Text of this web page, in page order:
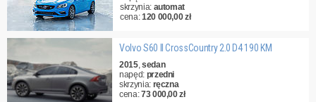
skrzynia: automat
cena:120 000,00 zł
Volvo S60 II CrossCountry 2.0 D4 190 KM
2015,sedan
napęd: przedni
skrzynia: ręczna
cena:73 000,00 zł